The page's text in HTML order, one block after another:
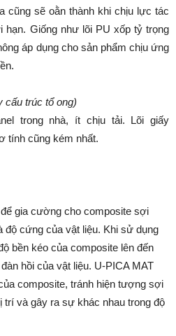
cũng sẽ oằn thành khi chịu lực tác
Giống như lõi PU xốp tỷ trọng
áp dụng cho sản phẩm chịu ứng
cấu trúc tổ ong)
trong nhà, ít chịu tải. Lõi giấy
tính cũng kém nhất.
gia cường cho composite sợi
độ cứng của vật liệu. Khi sử dụng
bền kéo của composite lên đến
hồi của vật liệu. U-PICA MAT
composite, tránh hiện tượng sợi
trí và gây ra sự khác nhau trong độ